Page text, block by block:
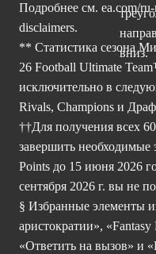
Подробнее см. ea.com/
disclaimers.
** Статистика сезона
26 Football Ultimate
исключительно в
Rivals, Champions и
††Для получения всех
завершить
Points до 15 июня 2026
сентября 2026 г. вы не
§ Избранные элементы
аристократии»,
«Ответить на вызов» и